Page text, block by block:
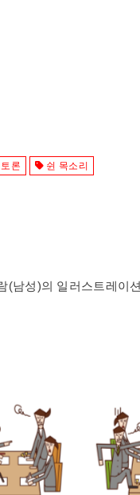
토론 쉰 목소리
(남성)의 일러스트레이션